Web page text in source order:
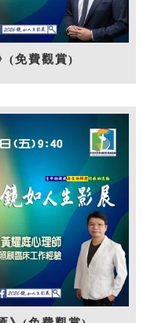
(免費觀賞)